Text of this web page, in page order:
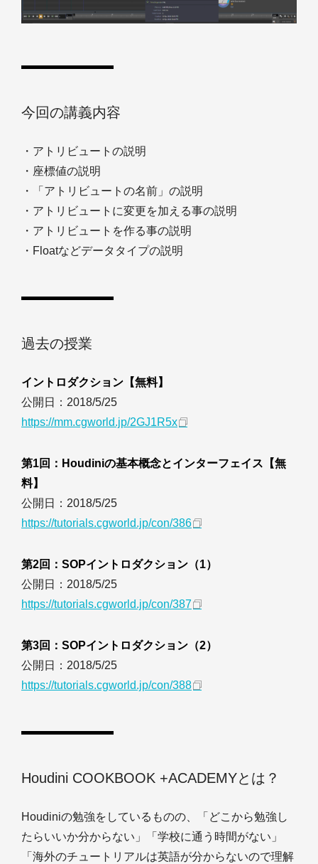
今回の講義内容
・アトリビュートの説明
・座標値の説明
・「アトリビュートの名前」の説明
・アトリビュートに変更を加える事の説明
・アトリビュートを作る事の説明
・Floatなどデータタイプの説明
過去の授業
イントロダクション【無料】
公開日：2018/5/25
https://mm.cgworld.jp/2GJ1R5x
第1回：Houdiniの基本概念とインターフェイス【無
料】
公開日：2018/5/25
https://tutorials.cgworld.jp/con/386
第2回：SOPイントロダクション（1）
公開日：2018/5/25
https://tutorials.cgworld.jp/con/387
第3回：SOPイントロダクション（2）
公開日：2018/5/25
https://tutorials.cgworld.jp/con/388
Houdini COOKBOOK +ACADEMYとは？
Houdiniの勉強をしているものの、「どこから勉強し
たらいいか分からない」「学校に通う時間がない」
「海外のチュートリアルは英語が分からないので理解